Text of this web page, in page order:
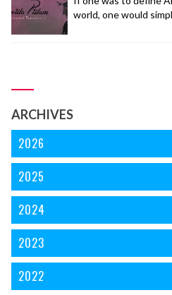
world, one would
ARCHIVES
2026
2025
2024
2023
2022